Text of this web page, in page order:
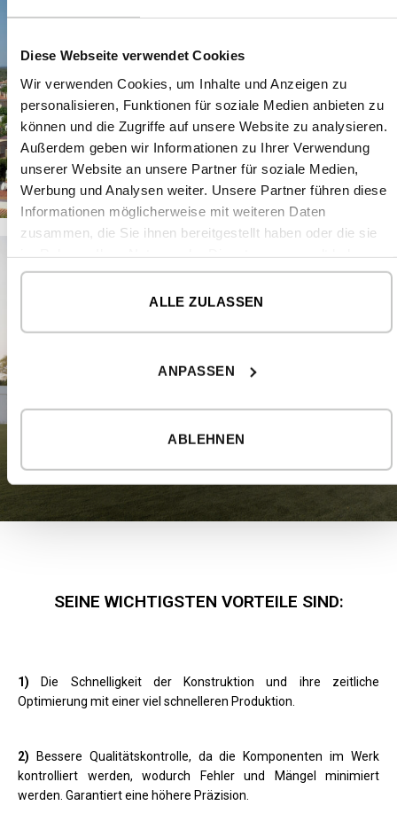
Diese Webseite verwendet Cookies
Wir verwenden Cookies, um Inhalte und Anzeigen zu
personalisieren, Funktionen für soziale Medien anbieten zu
können und die Zugriffe auf unsere Website zu analysieren.
Außerdem geben wir Informationen zu Ihrer Verwendung
unserer Website an unsere Partner für soziale Medien,
Werbung und Analysen weiter. Unsere Partner führen diese
Informationen möglicherweise mit weiteren Daten
zusammen, die Sie ihnen bereitgestellt haben oder die sie
ALLE ZULASSEN
ANPASSEN
ABLEHNEN
SEINE WICHTIGSTEN VORTEILE SIND:
1)
Die Schnelligkeit der Konstruktion und ihre zeitliche
Optimierung mit einer viel schnelleren Produktion.
2) Bessere Qualitätskontrolle, da die Komponenten im Werk
kontrolliert werden, wodurch Fehler und Mängel minimiert
werden. Garantiert eine höhere Präzision.